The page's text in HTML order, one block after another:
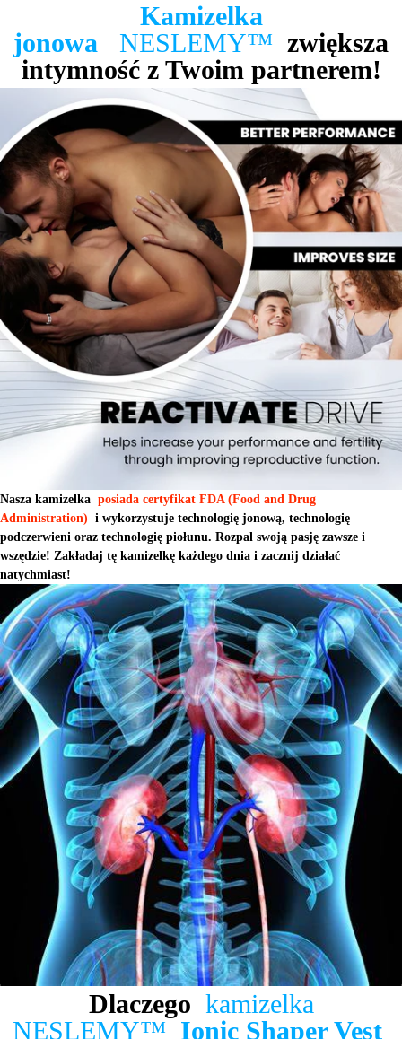
Kamizelka
jonowa
NESLEMY™ zwiększa
intymność z Twoim partnerem!
Nasza kamizelka posiada certyfikat FDA (Food and Drug
Administration) i wykorzystuje technologię jonową, technologię
podczerwieni oraz technologię piołunu. Rozpal swoją pasję zawsze i
wszędzie! Zakładaj tę kamizelkę każdego dnia i zacznij działać
natychmiast!
Dlaczego kamizelka
NESLEMY™ Ionic Shaper Vest